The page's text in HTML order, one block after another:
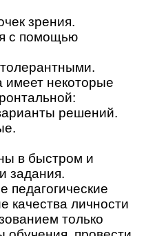
зрения.
с помощью
некоторые
решений.
ошибочные.
в быстром и
задания.
качества личности
только